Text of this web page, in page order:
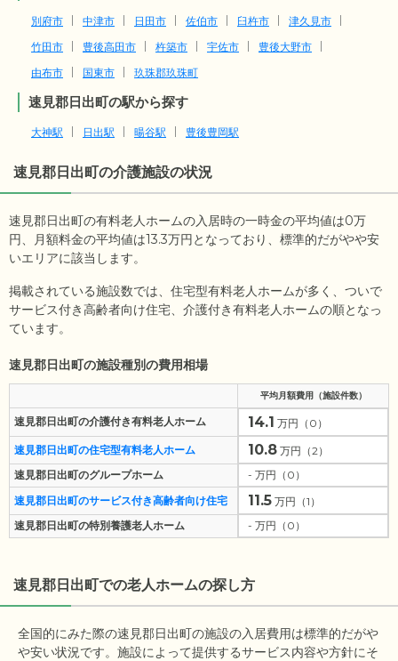
別府市 中津市 日田市 佐伯市 臼杵市
津久見市
竹田市
豊後高田市 杵築市 宇佐市
豊後大野市
由布市
国東市 玖珠郡玖珠町
速見郡日出町の駅から探す
大神駅 日出駅 暘谷駅 豊後豊岡駅
速見郡日出町の介護施設の状況
速見郡日出町の有料老人ホームの入居時の一時金の平均値は0万
円、月額料金の平均値は13.3万円となっており、標準的だがやや安
いエリアに該当します。
掲載されている施設数では、住宅型有料老人ホームが多く、ついで
サービス付き高齢者向け住宅、介護付き有料老人ホームの順となっ
ています。
速見郡日出町の施設種別の費用相場
平均月額費用（施設件数）
速見郡日出町の介護付き有料老人ホーム 14.1 万円（0）
速見郡日出町の住宅型有料老人ホーム
10.8 万円（2）
速見郡日出町のグループホーム
- 万円（0）
速見郡日出町のサービス付き高齢者向け住宅
11.5 万円（1）
速見郡日出町の特別養護老人ホーム
- 万円（0）
速見郡日出町での老人ホームの探し方
全国的にみた際の速見郡日出町の施設の入居費用は標準的だがや
や安い状況です。施設によって提供するサービス内容や方針にそ